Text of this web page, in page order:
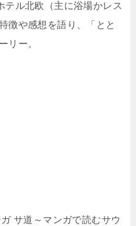
テル北欧（主に浴場かレス
徴や感想を語り、「とと
リー。
サ道～マンガで読むサウ